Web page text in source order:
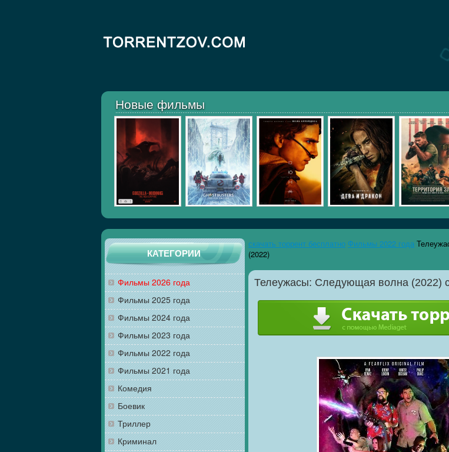
Новые фильмы
КАТЕГОРИИ
Фильмы 2026 года
Фильмы 2025 года
Фильмы 2024 года
Фильмы 2023 года
Фильмы 2022 года
Фильмы 2021 года
Комедия
Боевик
Триллер
Криминал
скачать торрент бесплатно Фильмы 2022 года
(2022)
Телеужасы: Следующая волна (2022)